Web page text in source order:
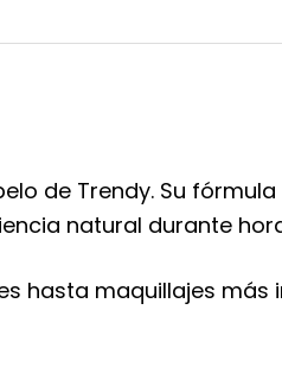
de Trendy. Su
natural durante
hasta maquillajes más